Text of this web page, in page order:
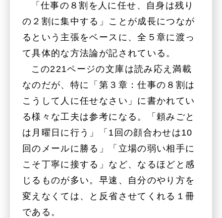
「仕事の８割を人に任せ、自身は残り
の２割に集中する」ことが成長につなが
るという主張をベースに、全５章に渡っ
て具体的な方法論が記されている。
この221ページの文庫は読み応え満載
なのだが、特に「第３章：仕事の８割は
こうして人に任せなさい」に書かれてい
る様々な工夫は参考になる。「頼みごと
は月曜日に行う」「1回の顔合わせは10
回のメールに勝る」「立場の弱い相手に
こそ丁寧に接する」など、なるほどと感
じるものが多い。早速、自分のやり方を
変えなくては、と反省させてくれる１冊
である。